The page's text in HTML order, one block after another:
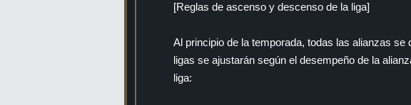
[Reglas de ascenso y descenso de la liga]
Al principio de la temporada, todas las alianzas
ligas se ajustarán según el desempeño de la
liga: